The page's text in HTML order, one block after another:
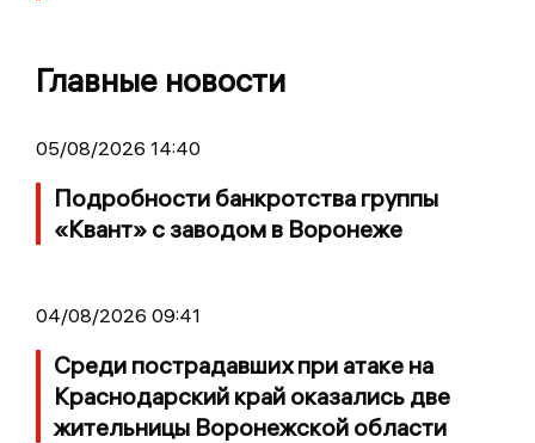
Главные новости
05/08/2026 14:40
Подробности банкротства группы
«Квант» с заводом в Воронеже
04/08/2026 09:41
Среди пострадавших при атаке на
Краснодарский край оказались две
жительницы Воронежской области